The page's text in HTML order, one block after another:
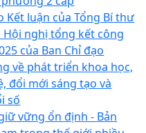
Kết luận của Tổng Bí thư
Hội nghị tổng kết công
của Ban Chỉ đạo
về phát triển khoa học,
đổi mới sáng tạo và
số
vững ổn định - Bản